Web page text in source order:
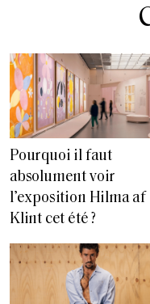
Pourquoi il faut
absolument voir
l’exposition Hilma af
Klint cet été ?